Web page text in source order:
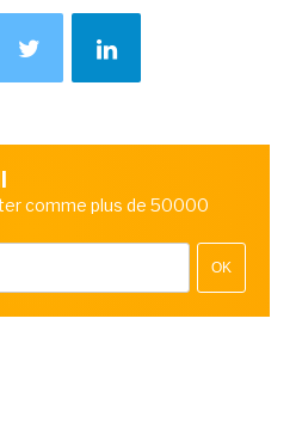
comme plus de 50000
OK